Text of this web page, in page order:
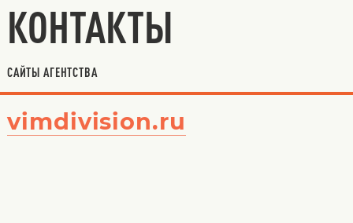
КОНТАКТЫ
САЙТЫ АГЕНТСТВА
vimdivision.ru